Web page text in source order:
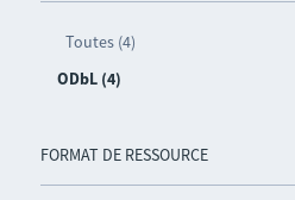
Toutes (4)
ODbL (4)
FORMAT DE RESSOURCE